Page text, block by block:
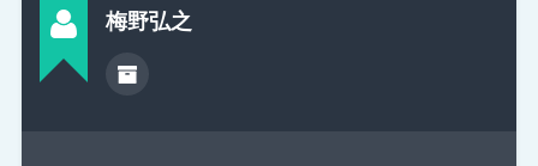
梅野弘之